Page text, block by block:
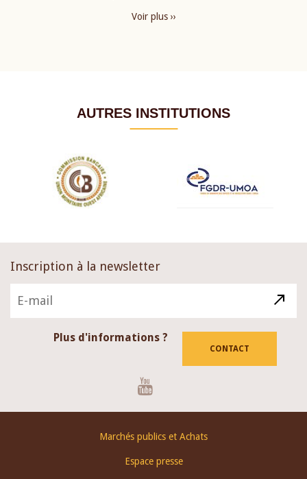
Voir plus ››
AUTRES INSTITUTIONS
Inscription à la newsletter
Plus d'informations ?
CONTACT
Marchés publics et Achats
Espace presse